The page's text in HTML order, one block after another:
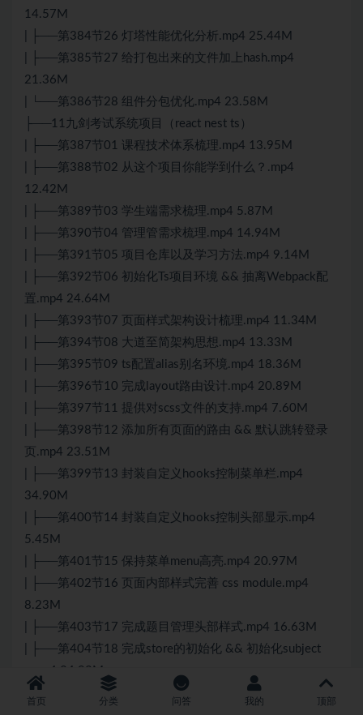
14.57M
| ├──第384节26 灯塔性能优化分析.mp4 25.44M
| ├──第385节27 给打包出来的文件加上hash.mp4
21.36M
| └──第386节28 组件分包优化.mp4 23.58M
├──11九剑考试系统项目（react nest ts）
| ├──第387节01 课程技术体系梳理.mp4 13.95M
| ├──第388节02 从这个项目你能学到什么？.mp4
12.42M
| ├──第389节03 学生端需求梳理.mp4 5.87M
| ├──第390节04 管理管需求梳理.mp4 14.94M
| ├──第391节05 项目仓库以及学习方法.mp4 9.14M
| ├──第392节06 初始化Ts项目环境 && 抽离Webpack配
置.mp4 24.64M
| ├──第393节07 页面样式架构设计梳理.mp4 11.34M
| ├──第394节08 大道至简架构思想.mp4 13.33M
| ├──第395节09 ts配置alias别名环境.mp4 18.36M
| ├──第396节10 完成layout路由设计.mp4 20.89M
| ├──第397节11 提供对scss文件的支持.mp4 7.60M
| ├──第398节12 添加所有页面的路由 && 默认跳转登录
页.mp4 23.51M
| ├──第399节13 封装自定义hooks控制菜单栏.mp4
34.90M
| ├──第400节14 封装自定义hooks控制头部显示.mp4
5.45M
| ├──第401节15 保持菜单menu高亮.mp4 20.97M
| ├──第402节16 页面内部样式完善 css module.mp4
8.23M
| ├──第403节17 完成题目管理头部样式.mp4 16.63M
| ├──第404节18 完成store的初始化 && 初始化subject
s.mp4 34.92M
| ├──第405节19 对课程树状结构进行联调.mp4 26.64M
首页 分类 问答 我的 顶部